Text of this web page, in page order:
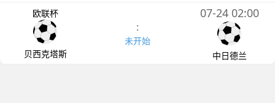
欧联杯
贝西克塔斯
:
未开始
07-24 02:00
中日德兰